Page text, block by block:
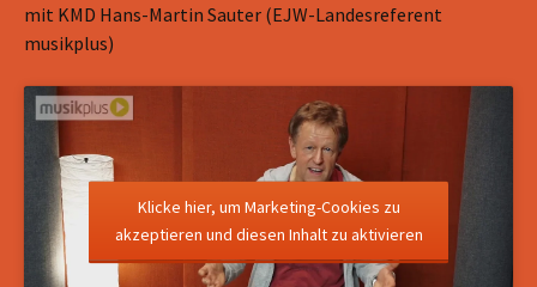
mit KMD Hans-Martin Sauter (EJW-Landesreferent
musikplus)
Klicke hier, um Marketing-Cookies zu
akzeptieren und diesen Inhalt zu aktivieren